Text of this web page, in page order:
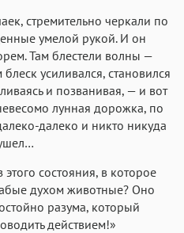
стремительно черкали по
умелой рукой. И он
Там блестели волны —
усиливался, становился
и позванивая, — и вот
лунная дорожка, по
далеко и никто никуда
состояния, в которое
духом животные? Оно
разума, который
действием!»